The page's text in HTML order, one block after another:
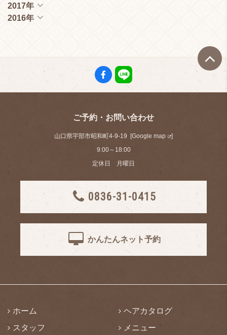
2017年
2016年
ご予約・お問い合わせ
山口県宇部市昭和町4-9-19 [Google map
]
9:00～18:00
定休日 月曜日
0836-31-0415
かんたんネット予約
ホーム
ヘアカタログ
スタッフ
メニュー